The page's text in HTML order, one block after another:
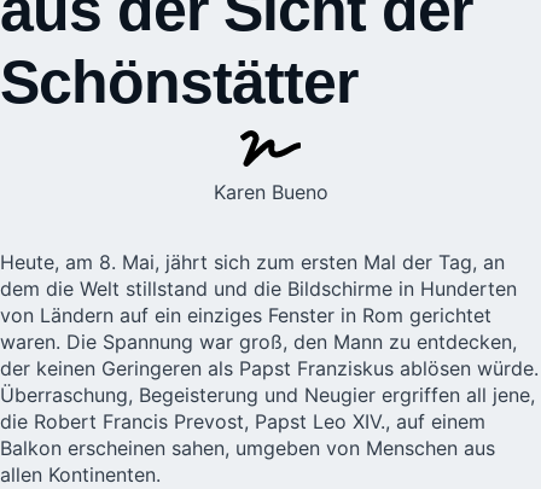
Schönstätter
Karen Bueno
Heute, am 8. Mai, jährt sich zum ersten Mal der Tag, an
dem die Welt stillstand und die Bildschirme in Hunderten
von Ländern auf ein einziges Fenster in Rom gerichtet
waren. Die Spannung war groß, den Mann zu entdecken,
der keinen Geringeren als Papst Franziskus ablösen würde.
Überraschung, Begeisterung und Neugier ergriffen all jene,
die Robert Francis Prevost, Papst Leo XIV., auf einem
Balkon erscheinen sahen, umgeben von Menschen aus
allen Kontinenten.